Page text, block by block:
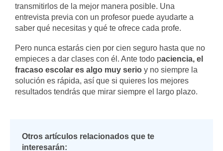
transmitirlos de la mejor manera posible. Una
entrevista previa con un profesor puede ayudarte a
saber qué necesitas y qué te ofrece cada profe.
Pero nunca estarás cien por cien seguro hasta que no
empieces a dar clases con él. Ante todo paciencia, el
fracaso escolar es algo muy serio y no siempre la
solución es rápida, así que si quieres los mejores
resultados tendrás que mirar siempre el largo plazo.
Otros artículos relacionados que te
interesarán: